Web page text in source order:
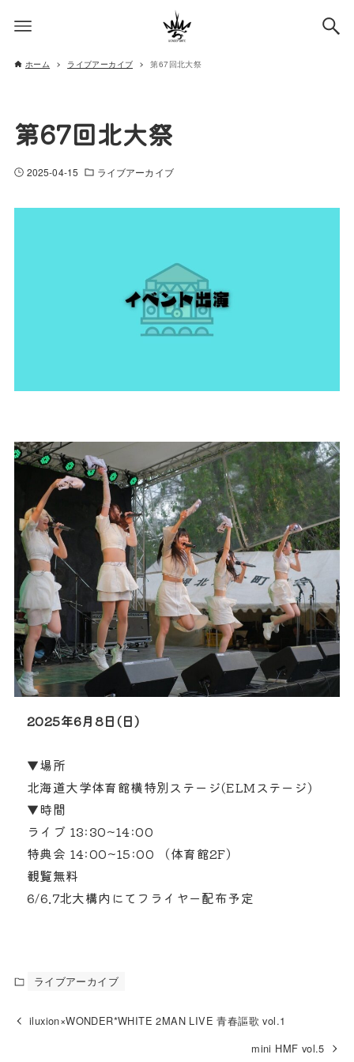
ホーム ライブアーカイブ 第67回北大祭
第67回北大祭
2025-04-15 ライブアーカイブ
2025年6月8日(日)
▼場所
北海道大学体育館横特別ステージ(ELMステージ)
▼時間
ライブ 13:30~14:00
特典会 14:00~15:00 （体育館2F）
観覧無料
6/6.7北大構内にてフライヤー配布予定
ライブアーカイブ
iluxion×WONDER*WHITE 2MAN LIVE 青春謳歌 vol.1
mini HMF vol.5